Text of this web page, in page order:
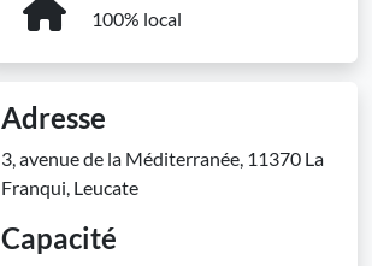
100% local
Adresse
3, avenue de la Méditerranée, 11370 La
Franqui, Leucate
Capacité